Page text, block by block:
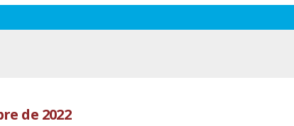
de 2022